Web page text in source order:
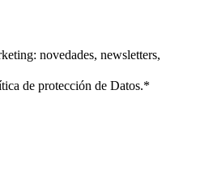
novedades, newsletters,
de protección de Datos.*